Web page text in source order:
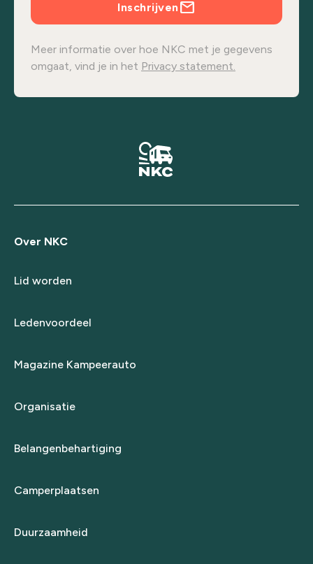
Inschrijven
Meer informatie over hoe NKC met je gegevens
omgaat, vind je in het Privacy statement.
Over NKC
Lid worden
Ledenvoordeel
Magazine Kampeerauto
Organisatie
Belangenbehartiging
Camperplaatsen
Duurzaamheid